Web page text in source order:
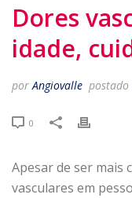
Dores
idade,
por Angiovalle postado
0
Apesar de ser mais
vasculares em